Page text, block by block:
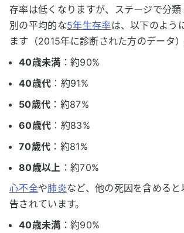
存率は低くなりますが、ステージで分
別の平均的な5年生存率は、以下のよう
ます（2015年に診断された方のデータ）
40歳未満 ：約90%
40歳代 ：約91%
50歳代 ：約87%
60歳代 ：約83%
70歳代 ：約81%
80歳以上 ：約70%
心不全や肺炎など、他の死因を含める
告されています。
40歳未満 ：約90%